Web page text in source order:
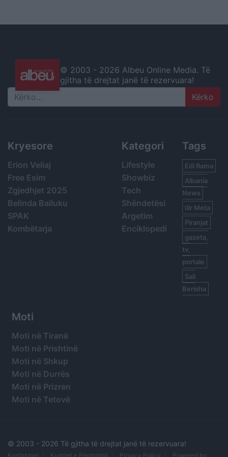
© 2003 - 2026 Albeu Online Media. Të
gjitha të drejtat janë të rezervuara!
Search
Kryesore
Erion Veliaj
Free Esim
Zgjedhjet 2025
Belinda Balluku
SPAK
Kombëtarja
Kategori
Lifestyle
Showbiz
Tech
Shëndetësi
Argetim
Enciklopedi
Tags
Edi Rama
Albania
News
Ilir Meta
Piranjat
gazeta,
tv,
portale
Sali
Berisha
Moti
Moti në Tiranë
Moti në Prishtinë
Moti në Shkup
Moti në Durrës
Moti në Prizren
Moti në Tetovë
© 2003 - 2026 Të gjitha të drejtat janë të rezervuara!
Kontaktoni Kushtet e Përdorimit Privacy Policy Powered by: